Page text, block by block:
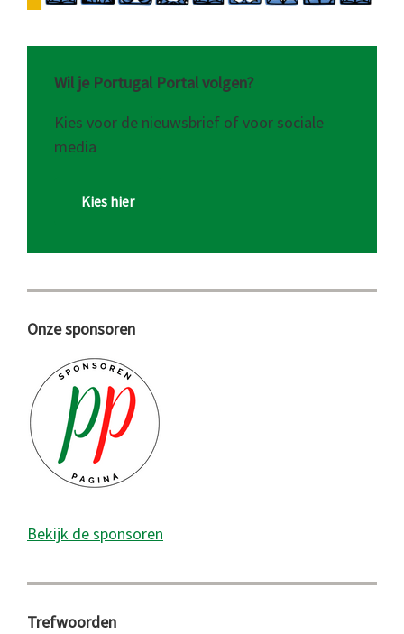
Wil je Portugal Portal volgen?
Kies voor de nieuwsbrief of voor sociale
media
Kies hier
Onze sponsoren
Bekijk de sponsoren
Trefwoorden